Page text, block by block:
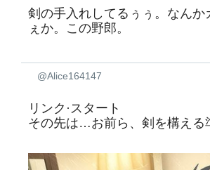
剣の手入れしてるぅぅ。なん
ぇか。この野郎。
@Alice164147
リンク·スタート
その先は…お前ら、剣を構える